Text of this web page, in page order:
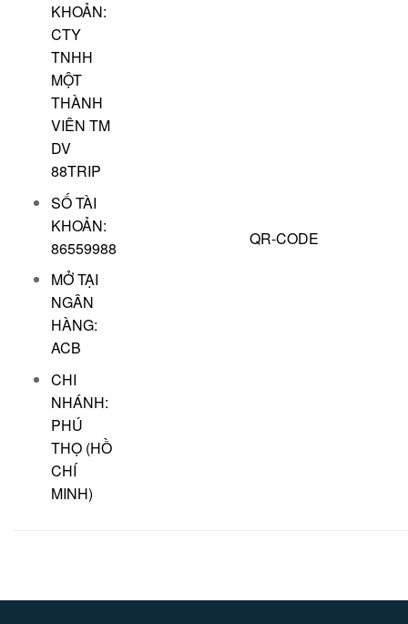
KHOẢN:
CTY
TNHH
MỘT
THÀNH
VIÊN TM
DV
88TRIP
SỐ TÀI
KHOẢN:
86559988
MỞ TẠI
NGÂN
HÀNG:
ACB
CHI
NHÁNH:
PHÚ
THỌ (HỒ
CHÍ
MINH)
QR-CODE